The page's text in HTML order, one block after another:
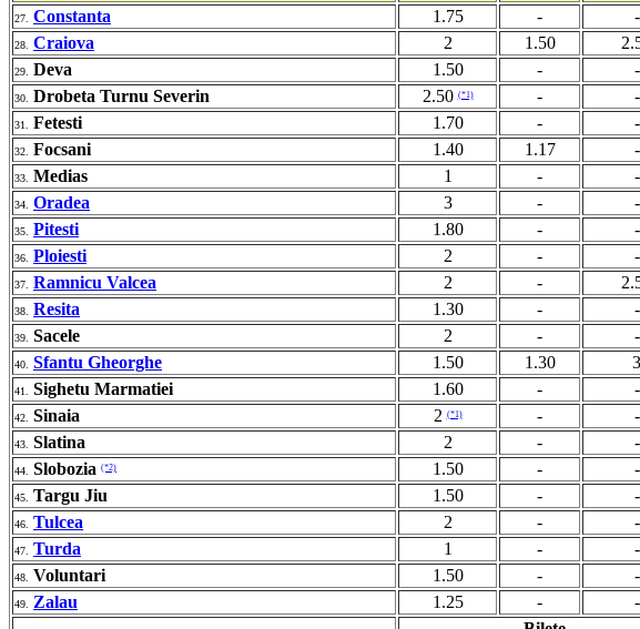
27. Constanta 1.75 - -
28. Craiova 2 1.50
29. Deva 1.50 - -
30. Drobeta Turnu Severin 2.50(*1) - -
31. Fetesti 1.70 - -
32. Focsani 1.40 1.17 -
33. Medias 1 - -
34. Oradea 3 - -
35. Pitesti 1.80 - -
36. Ploiesti 2 - -
37. Ramnicu Valcea 2 -
38. Resita 1.30 - -
39. Sacele 2 - -
40. Sfantu Gheorghe 1.50 1.30 3
41. Sighetu Marmatiei 1.60 - -
42. Sinaia 2(*1) - -
43. Slatina 2 - -
44. Slobozia (*2) 1.50 - -
45. Targu Jiu 1.50 - -
46. Tulcea 2 - -
47. Turda 1 - -
48. Voluntari 1.50 - -
49. Zalau 1.25 - -